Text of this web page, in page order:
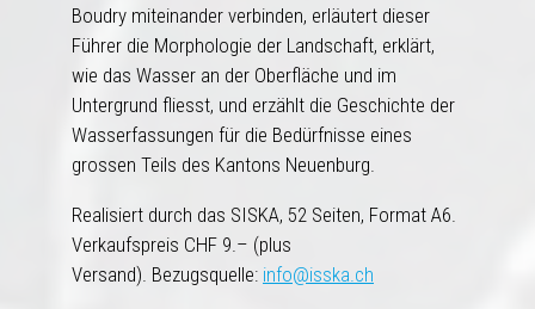
Boudry miteinander verbinden, erläutert dieser
Führer die Morphologie der Landschaft, erklärt,
wie das Wasser an der Oberfläche und im
Untergrund fliesst, und erzählt die Geschichte der
Wasserfassungen für die Bedürfnisse eines
grossen Teils des Kantons Neuenburg.
Realisiert durch das SISKA, 52 Seiten, Format A6.
Verkaufspreis CHF 9.– (plus
Versand). Bezugsquelle: info@isska.ch